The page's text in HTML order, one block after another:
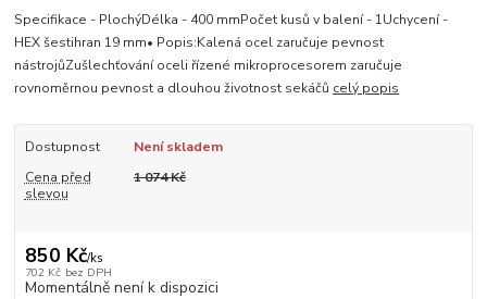
Specifikace - PlochýDélka - 400 mmPočet kusů v balení - 1Uchycení -
HEX šestihran 19 mm• Popis:Kalená ocel zaručuje pevnost
nástrojůZušlechťování oceli řízené mikroprocesorem zaručuje
rovnoměrnou pevnost a dlouhou životnost sekáčů celý popis
Dostupnost
Není skladem
Cena před
slevou
1 074 Kč
850 Kč/ks
702 Kč bez DPH
Momentálně není k dispozici